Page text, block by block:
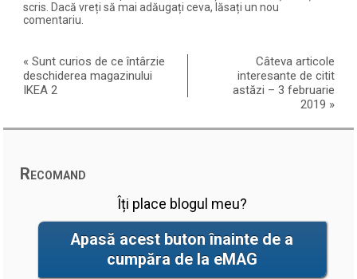
scris. Dacă vreți să mai adăugați ceva, lăsați un nou
comentariu.
«Sunt curios de ce întârzie
deschiderea magazinului
IKEA 2
Câteva articole
interesante de citit
astăzi – 3 februarie
2019 »
Recomand
Îți place blogul meu?
Apasă acest buton înainte de a
cumpăra de la eMAG